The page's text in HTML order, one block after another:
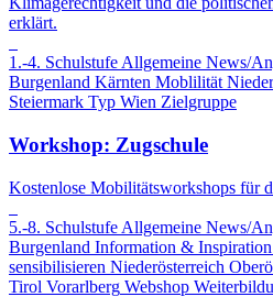
erklärt.
1.-4. Schulstufe Allgemeine News/
Burgenland Kärnten Moblilität
Steiermark Typ Wien Zielgruppe
Workshop: Zugschule
Kostenlose Mobilitätsworkshops für
5.-8. Schulstufe Allgemeine News/
Burgenland Information & Inspiration
sensibilisieren Niederösterreich
Tirol Vorarlberg Webshop